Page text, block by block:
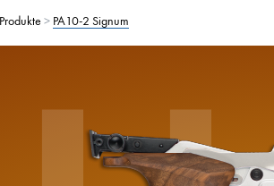
Produkte > PA10-2 Signum